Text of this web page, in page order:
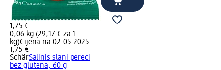
1,75 €
0,06 kg (29,17 € za 1
kg)Cijena na 02.05.2025.:
1,75 €
SchärSalinis slani pereci
bez glutena, 60 g